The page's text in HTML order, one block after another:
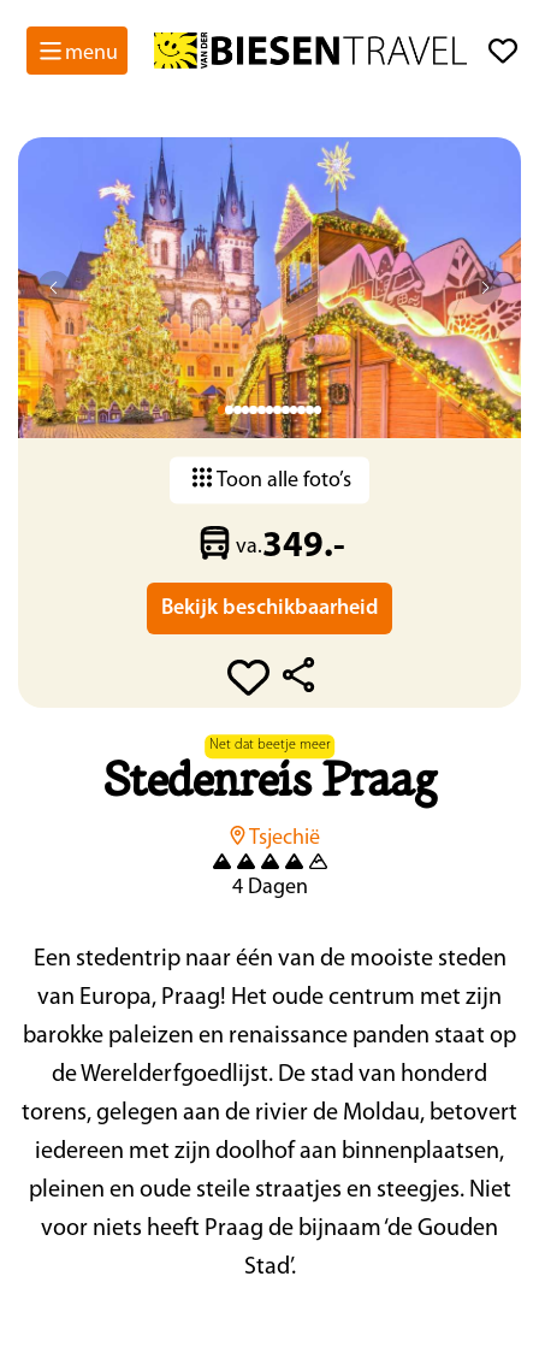
menu
va.349.-
Bekijk beschikbaarheid
Toon alle foto’s
Net dat beetje meer
Stedenreis Praag
Tsjechië
4 Dagen
Een stedentrip naar één van de mooiste steden
van Europa, Praag! Het oude centrum met zijn
barokke paleizen en renaissance panden staat op
de Werelderfgoedlijst. De stad van honderd
torens, gelegen aan de rivier de Moldau, betovert
iedereen met zijn doolhof aan binnenplaatsen,
pleinen en oude steile straatjes en steegjes. Niet
voor niets heeft Praag de bijnaam ‘de Gouden
Stad’.